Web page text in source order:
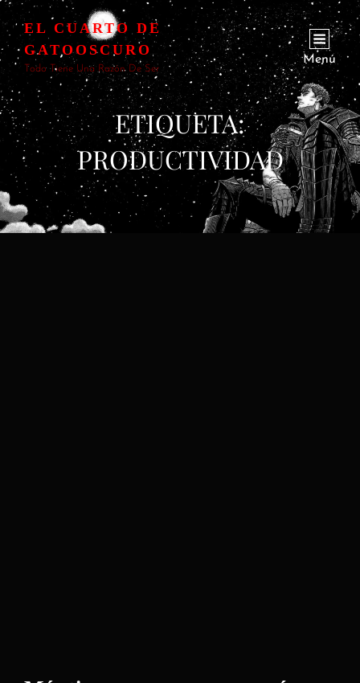
EL CUARTO DE
GATOOSCURO
Todo Tiene Una Razón De Ser
Menú
ETIQUETA:
PRODUCTIVIDAD